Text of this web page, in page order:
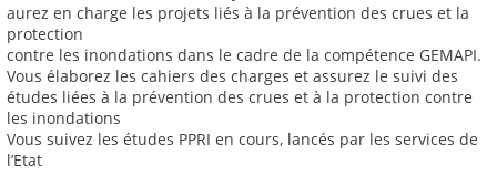
aurez en charge les projets liés à la prévention des crues et la
protection
contre les inondations dans le cadre de la compétence GEMAPI.
Vous élaborez les cahiers des charges et assurez le suivi des
études liées à la prévention des crues et à la protection contre
les inondations
Vous suivez les études PPRI en cours, lancés par les services de
l’Etat